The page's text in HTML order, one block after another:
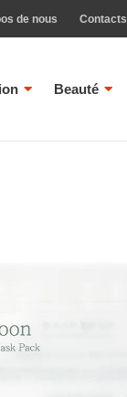
de nous Contacts
Beauté